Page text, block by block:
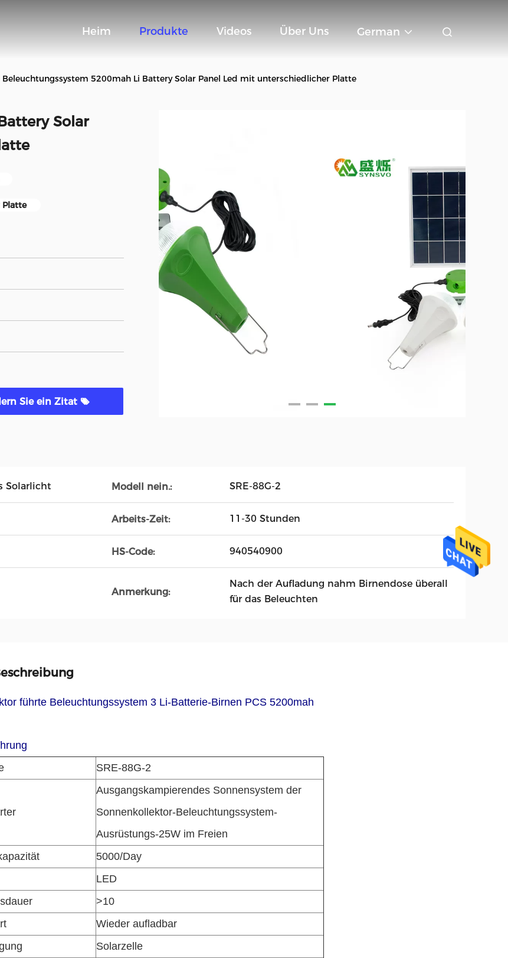
Heim Produkte Videos Über Uns German
Beleuchtungssystem 5200mah Li Battery Solar Panel Led mit unterschiedlicher Platte
Solar
Platte
Sie ein Zitat
Solarlicht Modell nein.: SRE-88G-2
Arbeits-Zeit: 11-30 Stunden
HS-Code: 940540900
Anmerkung:
Nach der Aufladung nahm Birnendose überall
für das Beleuchten
führte Beleuchtungssystem 3 Li-Batterie-Birnen PCS 5200mah
SRE-88G-2
Ausgangskampierendes Sonnensystem der
Sonnenkollektor-Beleuchtungssystem-
Ausrüstungs-25W im Freien
5000/Day
LED
>10
Wieder aufladbar
Solarzelle